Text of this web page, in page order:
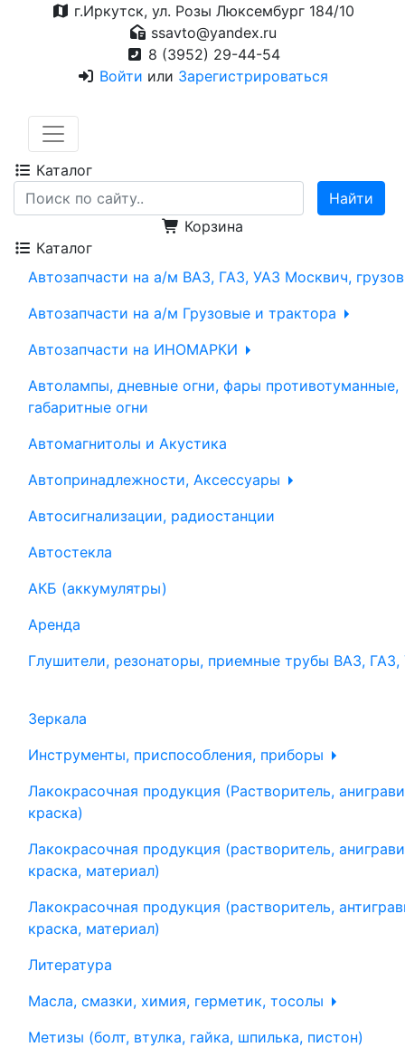
г.Иркутск, ул. Розы Люксембург 184/10
ssavto@yandex.ru
8 (3952) 29-44-54
Войти или Зарегистрироваться
Каталог
Корзина
Каталог
Автозапчасти на а/м ВАЗ, ГАЗ, УАЗ Москвич,
Автозапчасти на а/м Грузовые и трактора
Автозапчасти на ИНОМАРКИ
Автолампы, дневные огни, фары противотуманные,
габаритные огни
Автомагнитолы и Акустика
Автопринадлежности, Аксессуары
Автосигнализации, радиостанции
Автостекла
АКБ (аккумулятры)
Аренда
Глушители, резонаторы, приемные трубы ВАЗ, ГАЗ,
Зеркала
Инструменты, приспособления, приборы
Лакокрасочная продукция (Растворитель,
краска)
Лакокрасочная продукция (растворитель,
краска, материал)
Лакокрасочная продукция (растворитель,
краска, материал)
Литература
Масла, смазки, химия, герметик, тосолы
Метизы (болт, втулка, гайка, шпилька, пистон)